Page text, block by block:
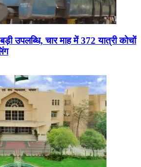
उपलब्धि, चार माह में 372 यात्री कोचों